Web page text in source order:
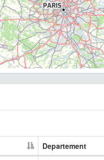
Departement